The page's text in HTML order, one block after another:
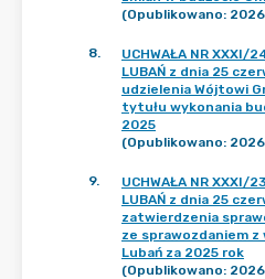
(Opublikowano:
8.
UCHWAŁA NR XXXI/
LUBAŃ z dnia 25
udzielenia Wójtowi
tytułu wykonania
2025
(Opublikowano:
9.
UCHWAŁA NR XXXI/
LUBAŃ z dnia 25
zatwierdzenia
ze sprawozdaniem
Lubań za 2025 rok
(Opublikowano: